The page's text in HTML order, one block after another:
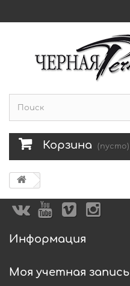
Корзина (пусто)
Информация
Моя учетная запись